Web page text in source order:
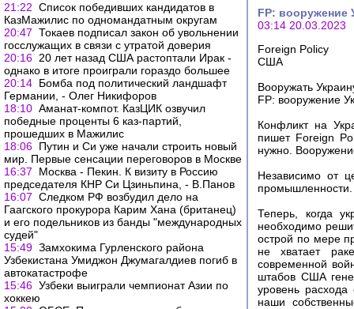
21:22 Список победивших кандидатов в
КазМажилис по одномандатным округам
20:47 Токаев подписал закон об увольнении
госслужащих в связи с утратой доверия
20:16 20 лет назад США растоптали Ирак -
однако в итоге проиграли гораздо большее
20:14 Бомба под политический ландшафт
Германии, - Олег Никифоров
18:10 Аманат-компот. КазЦИК озвучил
победные проценты 6 каз-партий,
прошедших в Мажилис
18:06 Путин и Си уже начали строить новый
мир. Первые сенсации переговоров в Москве
16:37
Москва - Пекин. К визиту в Россию
председателя КНР Си Цзиньпина, - В.Панов
16:07 Следком РФ возбудил дело на
Гаагского прокурора Карим Хана (британец)
и его подельников из банды "международных
судей"
15:49 Замхокима Гурленского района
Узбекистана Умиджон Джумагалдиев погиб в
автокатастрофе
15:46 Узбеки выиграли чемпионат Азии по
хоккею
FP: вооружение
03:14 20.03.2023
Foreign Policy
США
Вооружать
FP: вооружение
Конфликт на
пишет Foreign
нужно.
Независимо от
промышленности.
Теперь, когда
необходимо
острой по мере
не хватает
современной
штабов США
уровень
наши